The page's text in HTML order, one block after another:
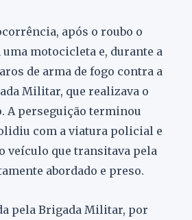
após o roubo o
motocicleta e, durante a
de arma de fogo contra a
Militar, que realizava o
A perseguição terminou
com a viatura policial e
veículo que transitava pela
abordado e preso.
pela Brigada Militar, por